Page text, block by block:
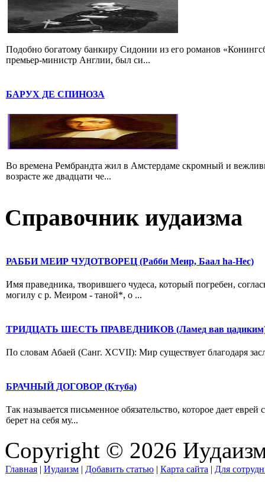
Подобно богатому банкиру Сидонии из его романов
премьер-министр Англии, был си...
БАРУХ ДЕ СПИНОЗА
Во времена Рембрандта жил в Амстердаме скромный и
возрасте же двадцати че...
Справочник иудаизма
РАББИ МЕИР ЧУДОТВОРЕЦ (Рабби Меир, Баал hа-Нес)
Имя праведника, творившего чудеса, который погребен,
могилу с р. Меиром - таной*, о ...
ТРИДЦАТЬ ШЕСТЬ ПРАВЕДНИКОВ (Ламед вав
По словам Абаей (Санг. XCVII): Мир существует благодаря
БРАЧНЫЙ ДОГОВОР (Ктуба)
Так называется письменное обязательство, которое дает
берет на себя му...
Copyright © 2026
Главная | Иудаизм | Добавить статью | Карта сайта | Для